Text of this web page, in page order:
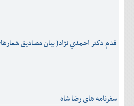
قدم دكتر احمدي نژاد( بيان مصاديق
سفرنامه های رضا شاه